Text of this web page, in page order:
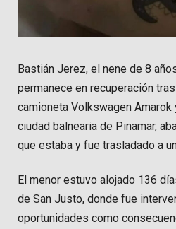
Bastián Jerez, el nene de 8
permanece en recuperación
camioneta Volkswagen Amarok
ciudad balnearia de Pinamar,
que estaba y fue trasladado a
El menor estuvo alojado 136
de San Justo, donde fue
oportunidades como